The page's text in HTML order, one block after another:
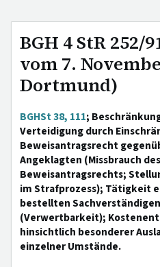
BGH 4 StR 252/
vom 7.
Dortmund)
BGHSt 38, 111;
Verteidigung durch
Beweisantragsrecht
Angeklagten (Missbrauch des
Beweisantragsrechts;
im Strafprozess); Tätigkeit
bestellten
(Verwertbarkeit);
hinsichtlich besonderer
einzelner Umstände.